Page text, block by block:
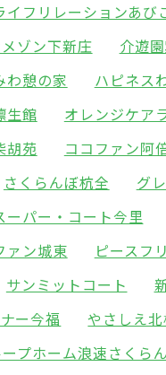
イフリレーションあび
ゾン下新庄
介遊
わ憩の家
ハピネス
生館
オレンジケア
胡苑 ココファン阿
さくらんぼ杭全 グ
ーパー・コート今里
ァン城東 ピースフ
サンミットコート
ー今福 やさしえ
プホーム浪速さくら